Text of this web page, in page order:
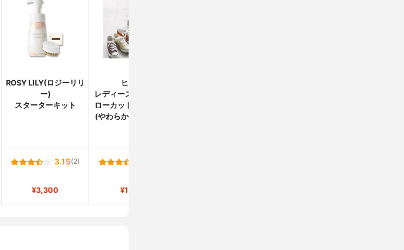
ROSY LILY(ロジーリリ
ー)
スターターキット
ヒラキ
レディースキャンバス
ローカットスニーカー
(やわらかインソール)
3.15(2)
¥3,300 ¥1,078